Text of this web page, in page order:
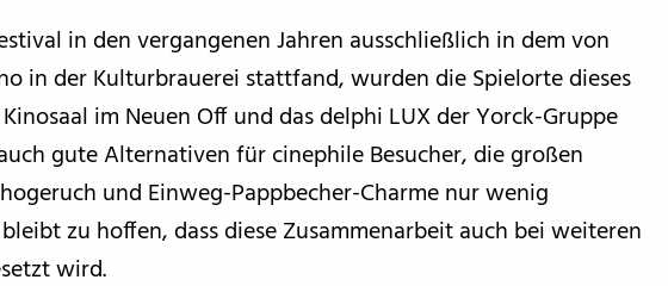
in den vergangenen Jahren ausschließlich in dem von
in der Kulturbrauerei stattfand, wurden die Spielorte dieses
im Neuen Off und das delphi LUX der Yorck-Gruppe
gute Alternativen für cinephile Besucher, die großen
und Einweg-Pappbecher-Charme nur wenig
zu hoffen, dass diese Zusammenarbeit auch bei weiteren
wird.